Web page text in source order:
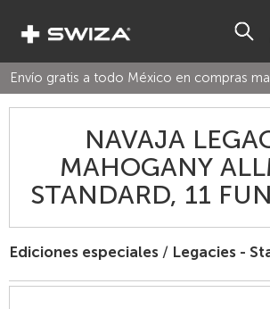
Envío gratis a todo México en compras
NAVAJA
MAHOGANY
STANDARD, 11
Ediciones especiales / Legacies -